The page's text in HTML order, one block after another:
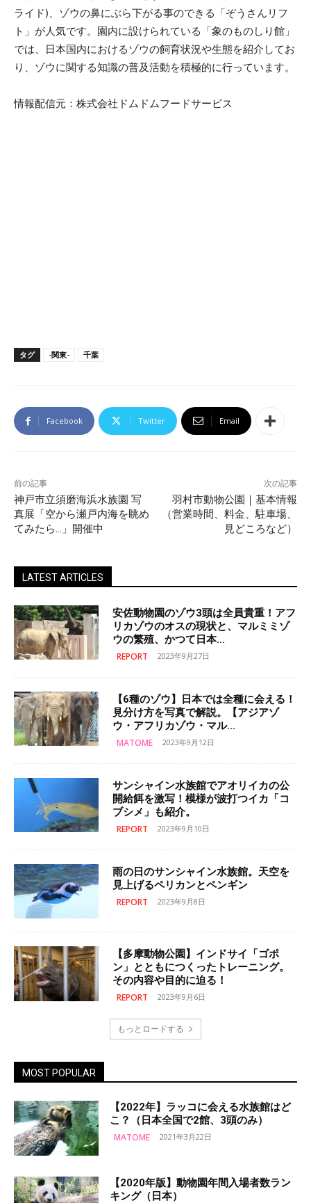
ライド)、ゾウの鼻にぶら下がる事のできる「ぞうさんリフ
ト」が人気です。園内に設けられている「象のものしり館」
では、日本国内におけるゾウの飼育状況や生態を紹介してお
り、ゾウに関する知識の普及活動を積極的に行っています。
情報配信元：株式会社ドムドムフードサービス
タグ -関東- 千葉
Facebook Twitter Email
前の記事
神戸市立須磨海浜水族園 写
真展「空から瀬戸内海を眺め
てみたら…」開催中
次の記事
羽村市動物公園｜基本情報
（営業時間、料金、駐車場、
見どころなど）
LATEST ARTICLES
安佐動物園のゾウ3頭は全員貴重！アフ
リカゾウのオスの現状と、マルミミゾ
ウの繁殖、かつて日本...
REPORT 2023年9月27日
【6種のゾウ】日本では全種に会える！
見分け方を写真で解説。【アジアゾ
ウ・アフリカゾウ・マル...
MATOME 2023年9月12日
サンシャイン水族館でアオリイカの公
開給餌を激写！模様が波打つイカ「コ
ブシメ」も紹介。
REPORT 2023年9月10日
雨の日のサンシャイン水族館。天空を
見上げるペリカンとペンギン
REPORT 2023年9月8日
【多摩動物公園】インドサイ「ゴポ
ン」とともにつくったトレーニング。
その内容や目的に迫る！
REPORT 2023年9月6日
もっとロードする
MOST POPULAR
【2022年】ラッコに会える水族館はど
こ？（日本全国で2館、3頭のみ）
MATOME 2021年3月22日
【2020年版】動物園年間入場者数ラン
キング（日本）